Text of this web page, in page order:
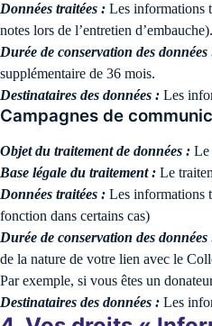
Données traitées : Les informations
notes lors de l’entretien d’embauche).
Durée de conservation des données
supplémentaire de 36 mois.
Destinataires des données : Les
Campagnes de
Objet du traitement de données : Le
Base légale du traitement : Le
Données traitées : Les informations
fonction dans certains cas)
Durée de conservation des données
de la nature de votre lien avec le
Par exemple, si vous êtes un
Destinataires des données : Les